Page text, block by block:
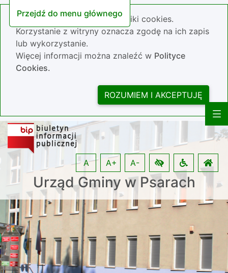
Przejdź do menu głównego
Nasza strona wykorzystuje pliki cookies.
Korzystanie z witryny oznacza zgodę na ich zapis
lub wykorzystanie.
Więcej informacji można znaleźć w Polityce
Cookies.
ROZUMIEM I AKCEPTUJĘ
Urząd Gminy w Psarach
A A+ A-